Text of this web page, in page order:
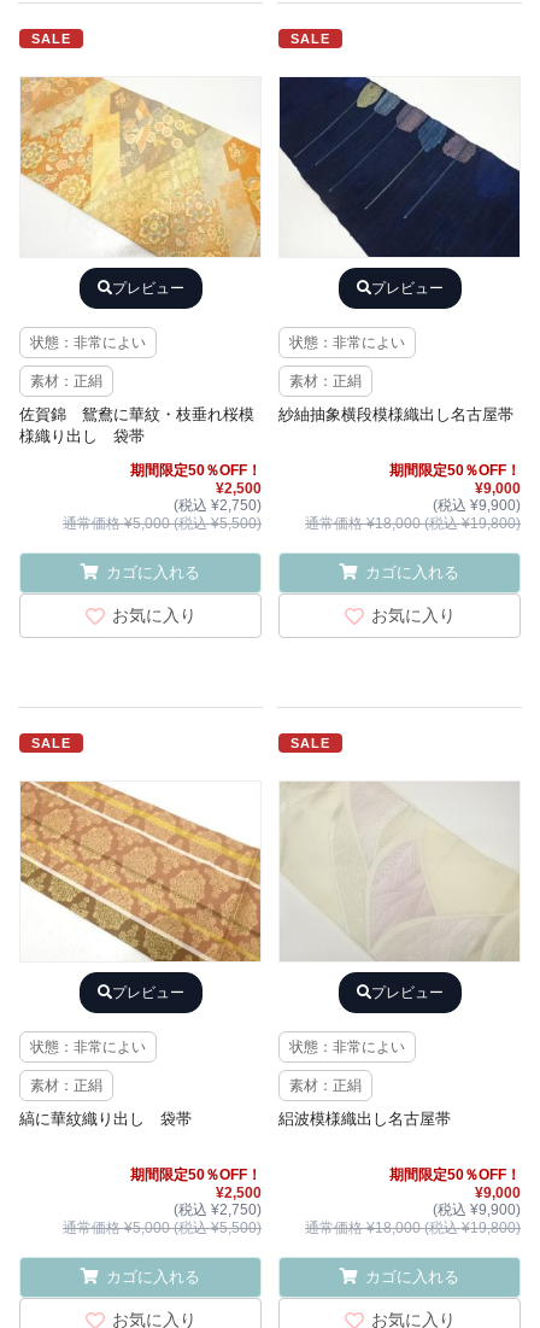
SALE
プレビュー
状態：非常によい
素材：正絹
佐賀錦 鴛鴦に華紋・枝垂れ桜模
様織り出し 袋帯
期間限定50％OFF！
¥2,500
(税込 ¥2,750)
通常価格 ¥5,000 (税込 ¥5,500)
カゴに入れる
お気に入り
SALE
プレビュー
状態：非常によい
素材：正絹
紗紬抽象横段模様織出し名古屋帯
期間限定50％OFF！
¥9,000
(税込 ¥9,900)
通常価格 ¥18,000 (税込 ¥19,800)
カゴに入れる
お気に入り
SALE
プレビュー
状態：非常によい
素材：正絹
縞に華紋織り出し 袋帯
期間限定50％OFF！
¥2,500
(税込 ¥2,750)
通常価格 ¥5,000 (税込 ¥5,500)
カゴに入れる
お気に入り
SALE
プレビュー
状態：非常によい
素材：正絹
絽波模様織出し名古屋帯
期間限定50％OFF！
¥9,000
(税込 ¥9,900)
通常価格 ¥18,000 (税込 ¥19,800)
カゴに入れる
お気に入り